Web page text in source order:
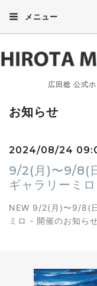
メニュー
広田稔 公式
お知らせ
2024/08/24
9/2(月)〜9/8(
ギャラリーミ
NEW 9/2(月)〜9/8(
ミロ - 開催のお知ら